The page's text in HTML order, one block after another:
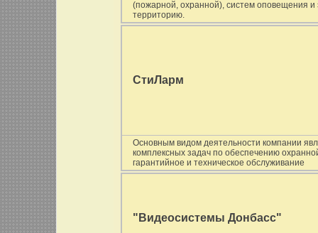
(пожарной, охранной), систем оповещения
территорию.
СтиЛарм
Основным видом деятельности компании
комплексных задач по обеспечению
гарантийное и техническое обслуживание
"Видеосистемы Донбасс"